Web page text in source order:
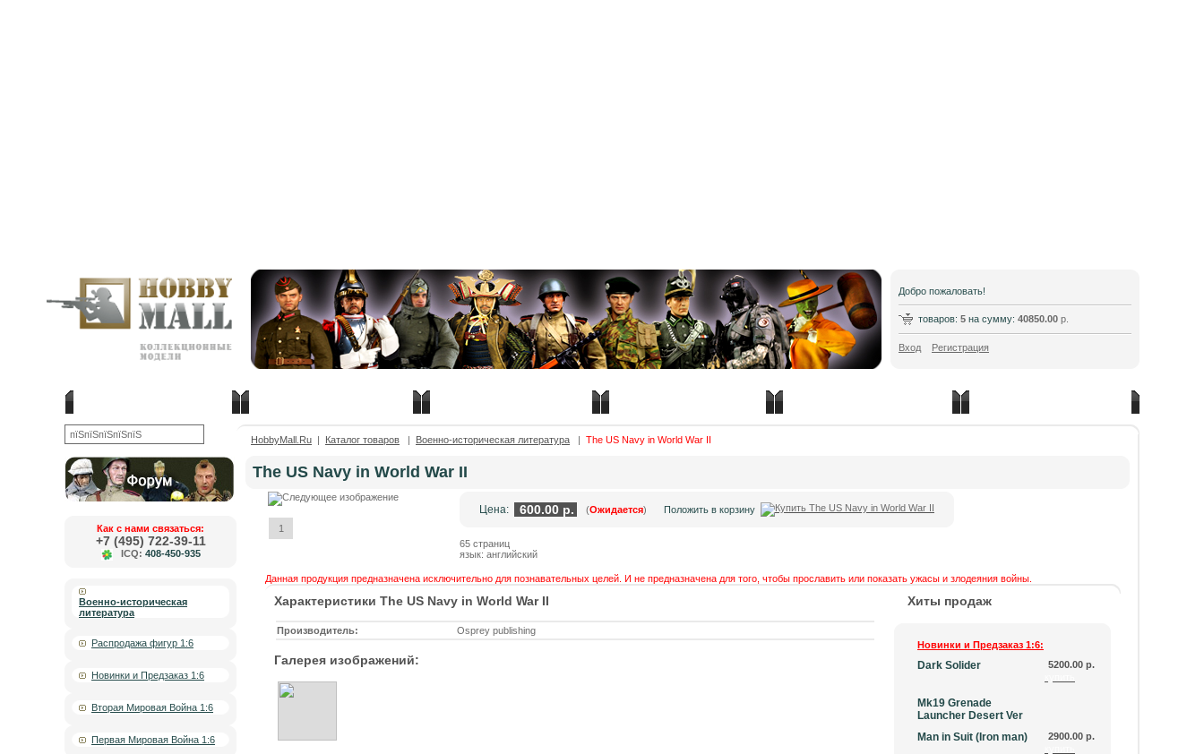
Добро пожаловать!
товаров: 5 на сумму: 40850.00 р.
Вход Регистрация
Как с нами связаться:
+7 (495) 722-39-11
ICQ: 408-450-935
Военно-историческая
литература
Распродажа фигур 1:6
Новинки и Предзаказ 1:6
Вторая Мировая Война 1:6
Первая Мировая Война 1:6
HobbyMall.Ru | Каталог товаров | Военно-историческая литература | The US Navy in World War II
The US Navy in World War II
1
Цена: 600.00 р. (Ожидается) Положить в корзину
65 страниц
язык: английский
Данная продукция предназначена исключительно для познавательных целей. И не предназначена для того, чтобы прославить или показать ужасы и злодеяния войны.
Характеристики The US Navy in World War II
Производитель: Osprey publishing
Галерея изображений:
Хиты продаж
Новинки и Предзаказ 1:6:
Dark Solider
5200.00 р.
Mk19 Grenade
Launcher Desert Ver
Man in Suit (Iron man)
2900.00 р.